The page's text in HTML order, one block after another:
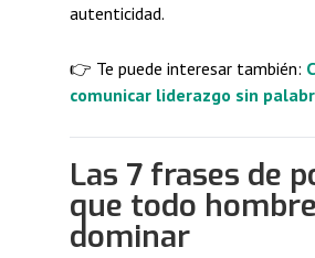
autenticidad.
👉 Te puede interesar también:
comunicar liderazgo sin
Las 7 frases de
que todo
dominar